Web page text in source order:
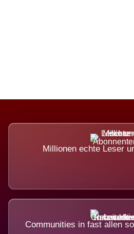
Millionen echte Leser
Communities in fast allen